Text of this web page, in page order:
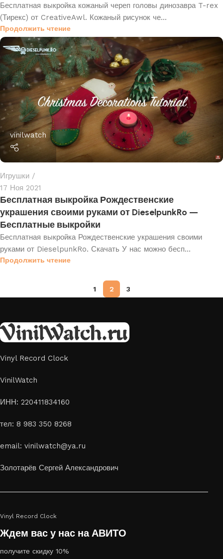
Бесплатная выкройка кожаный череп головы динозавра T-rex
(Тирекс) от CreativeAwl. Кожаный рисунок че...
Продолжить чтение
vinilwatch
Игрушки
17 Ноя 2021
Бесплатная выкройка Рождественские
украшения своими руками от DieselpunkRo —
Бесплатные выкройки
Бесплатная выкройка Рождественские украшения своими
руками от DieselpunkRo. Скачать У нас можно бесп...
Продолжить чтение
1 2 3
Vinyl Record Clock
VinilWatch
ИНН: 220411834160
тел: 8 983 350 8268
email: vinilwatch@ya.ru
Золотарёв Сергей Александрович
Vinyl Record Clock
Ждем вас у нас на АВИТО
получите скидку 10%